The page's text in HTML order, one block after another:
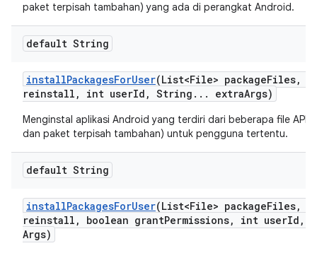
paket terpisah tambahan) yang ada di perangkat Android.
default String
installPackagesForUser(List<File> packageFiles,
reinstall , int userId , String . . . extraArgs)
Menginstal aplikasi Android yang terdiri dari beberapa file APK
dan paket terpisah tambahan) untuk pengguna tertentu.
default String
installPackagesForUser(List<File> packageFiles,
reinstall , boolean grantPermissions, int userId ,
Args)